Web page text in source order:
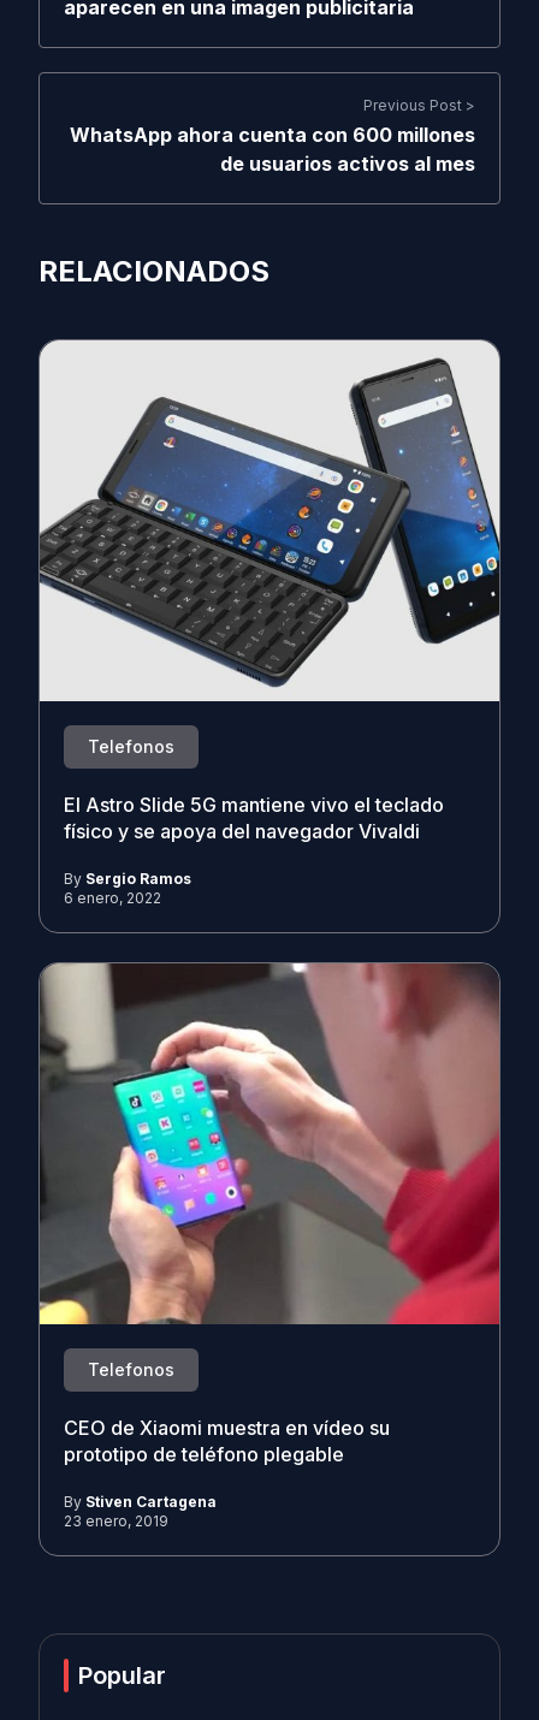
aparecen en una imagen publicitaria
Previous Post >
WhatsApp ahora cuenta con 600 millones
de usuarios activos al mes
RELACIONADOS
Telefonos
El Astro Slide 5G mantiene vivo el teclado
físico y se apoya del navegador Vivaldi
By Sergio Ramos
6 enero, 2022
Telefonos
CEO de Xiaomi muestra en vídeo su
prototipo de teléfono plegable
By Stiven Cartagena
23 enero, 2019
Popular